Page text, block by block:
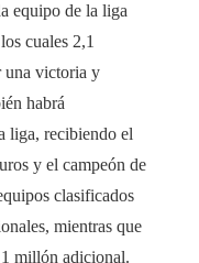
equipo de la liga
cuales 2,1
una victoria y
habrá
liga, recibiendo el
y el campeón de
clasificados
mientras que
millón adicional.